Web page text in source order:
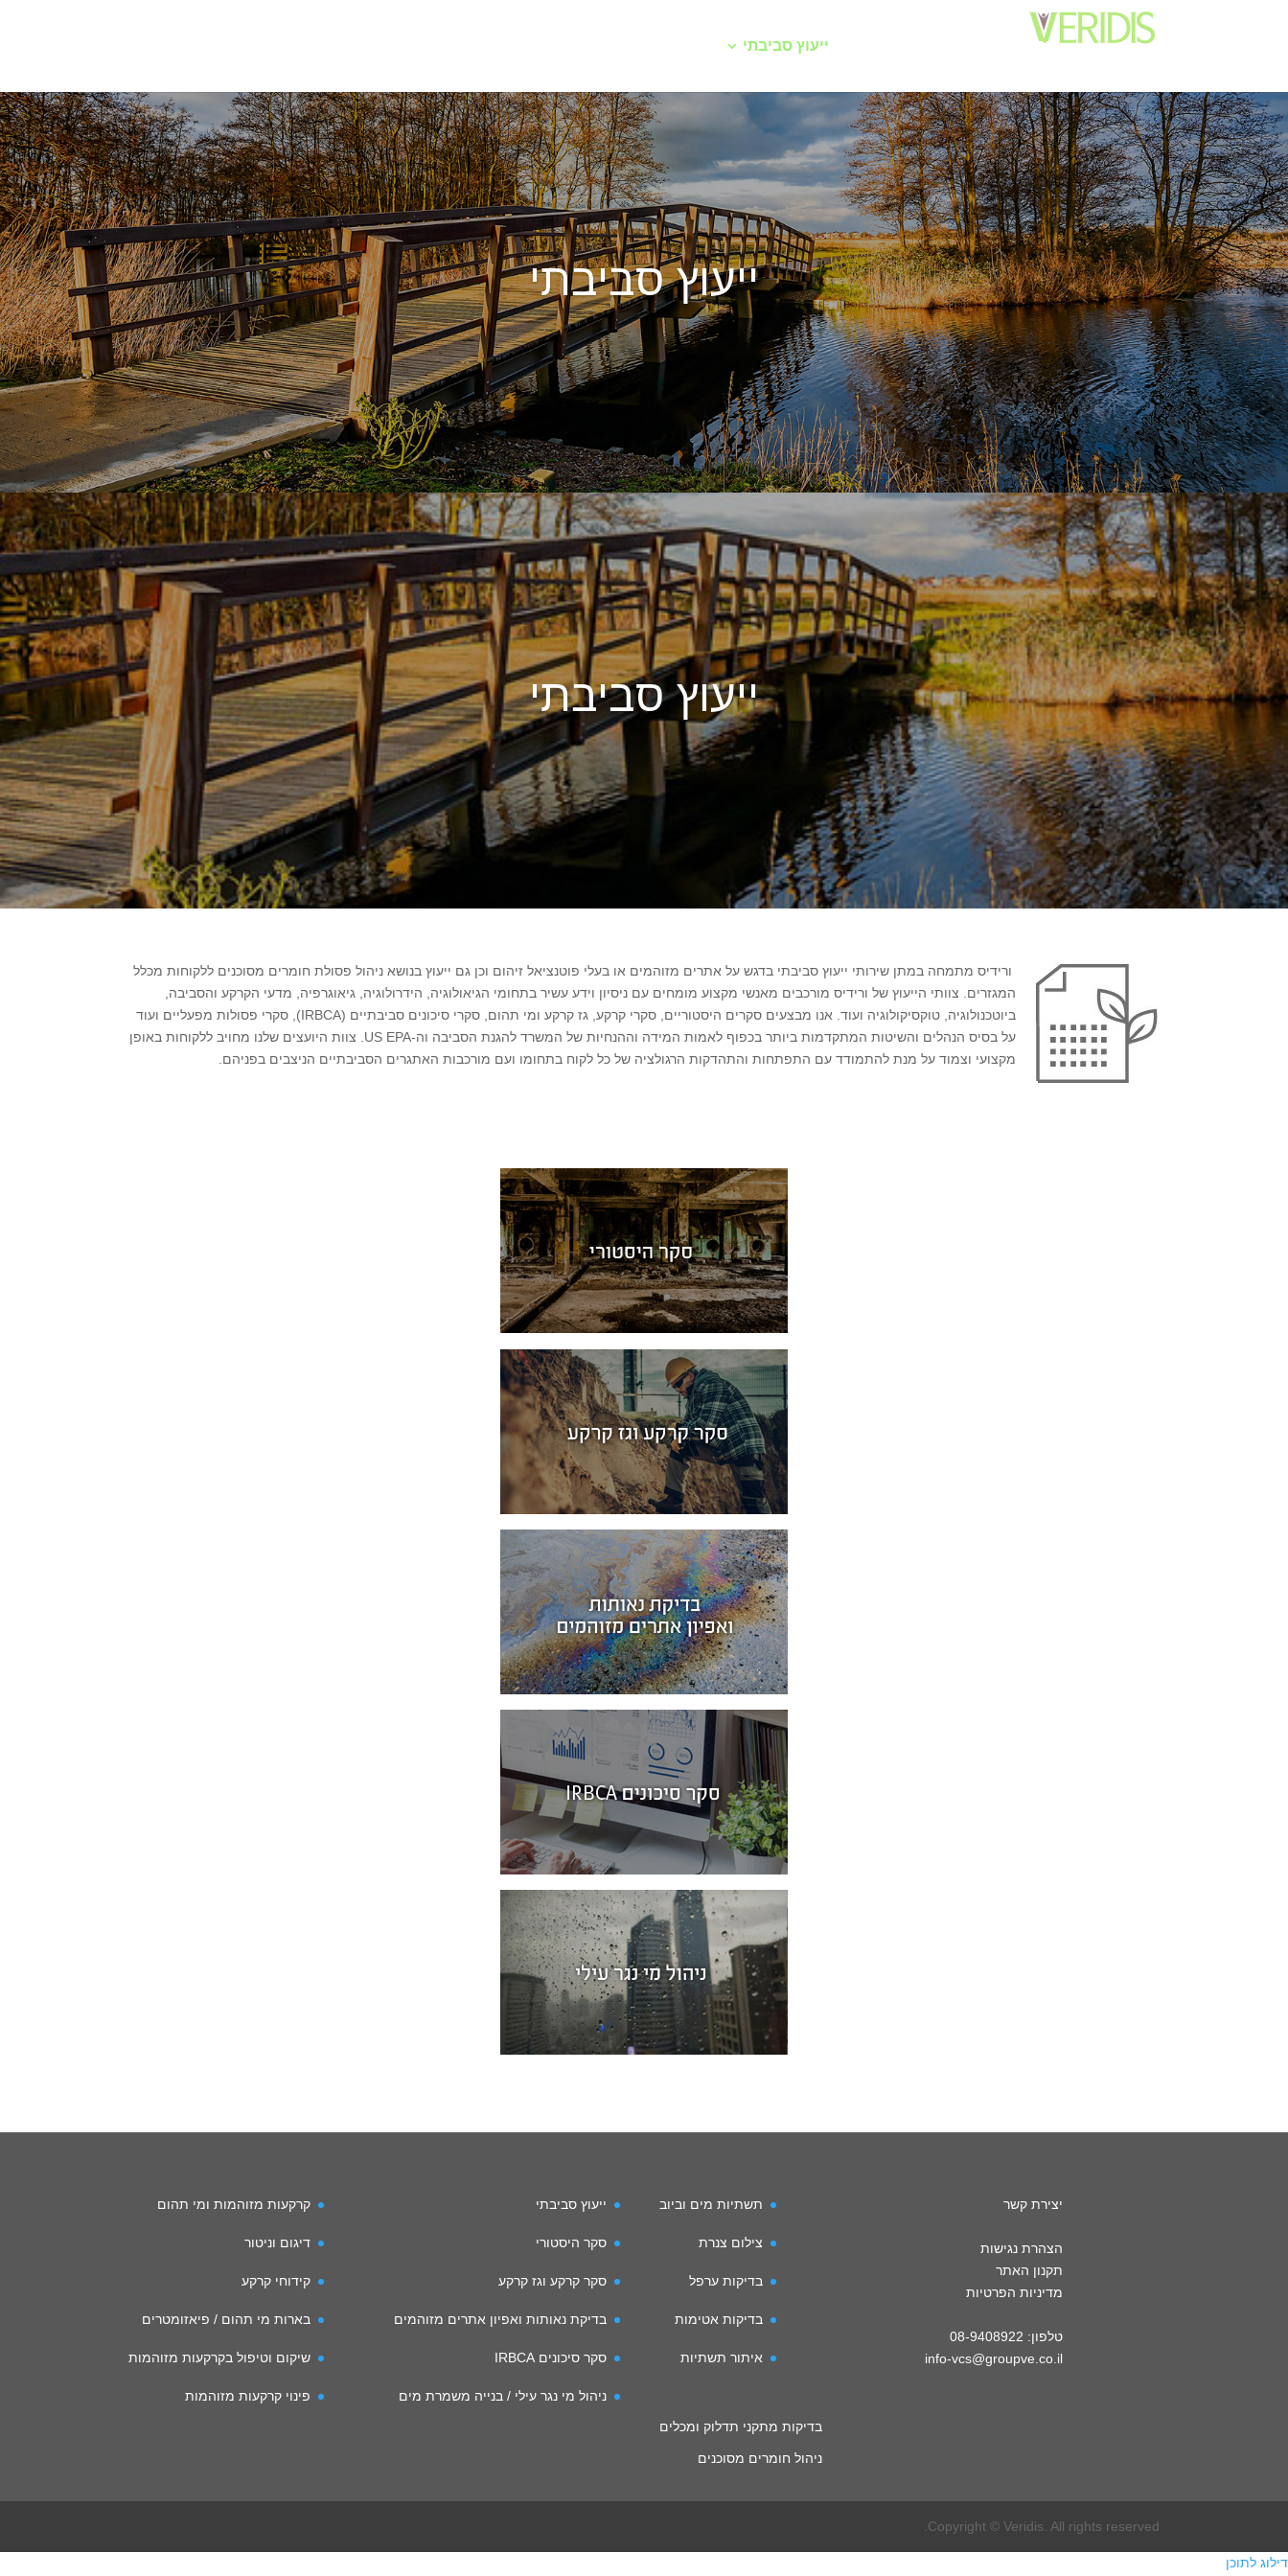
קרקעות מזוהמות ומי תהום ייעוץ סביבתי
ייעוץ סביבתי
ייעוץ סביבתי
ורידיס מתמחה במתן שירותי ייעוץ סביבתי בדגש על אתרים מזוהמים או בעלי פוטנציאל זיהום וכן גם ייעוץ בנושא ניהול פסולת חומרים מסוכנים ללקוחות מכלל
המגזרים. צוותי הייעוץ של ורידיס מורכבים מאנשי מקצוע מומחים עם ניסיון וידע עשיר בתחומי הגיאולוגיה, הידרולוגיה, גיאוגרפיה, מדעי הקרקע והסביבה,
ביוטכנולוגיה, טוקסיקולוגיה ועוד. אנו מבצעים סקרים היסטוריים, סקרי קרקע, גז קרקע ומי תהום, סקרי סיכונים סביבתיים (IRBCA), סקרי פסולות מפעליים ועוד
על בסיס הנהלים והשיטות המתקדמות ביותר בכפוף לאמות המידה וההנחיות של המשרד להגנת הסביבה וה-US EPA. צוות היועצים שלנו מחויב ללקוחות באופן
מקצועי וצמוד על מנת להתמודד עם התפתחות והתהדקות הרגולציה של כל לקוח בתחומו ועם מורכבות האתגרים הסביבתיים הניצבים בפניהם.
קרקעות מזוהמות ומי תהום
דיגום וניטור
קידוחי קרקע
בארות מי תהום / פיאזומטרים
שיקום וטיפול בקרקעות מזוהמות
פינוי קרקעות מזוהמות
ייעוץ סביבתי
סקר היסטורי
סקר קרקע וגז קרקע
בדיקת נאותות ואפיון אתרים מזוהמים
סקר סיכונים IRBCA
ניהול מי נגר עילי / בנייה משמרת מים
תשתיות מים וביוב
צילום צנרת
בדיקות ערפל
בדיקות אטימות
איתור תשתיות
בדיקות מתקני תדלוק ומכלים
ניהול חומרים מסוכנים
יצירת קשר
הצהרת נגישות
תקנון האתר
מדיניות הפרטיות
טלפון: 08-9408922
info-vcs@groupve.co.il
Copyright © Veridis. All rights reserved.
דילוג לתוכן